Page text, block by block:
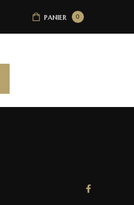
0
panier